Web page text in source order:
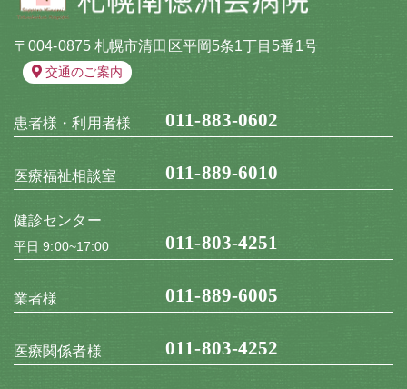
〒004-0875 札幌市清田区平岡5条1丁目5番1号
交通のご案内
患者様・利用者様 011-883-0602
医療福祉相談室 011-889-6010
健診センター
平日 9:00~17:00 011-803-4251
業者様 011-889-6005
医療関係者様 011-803-4252